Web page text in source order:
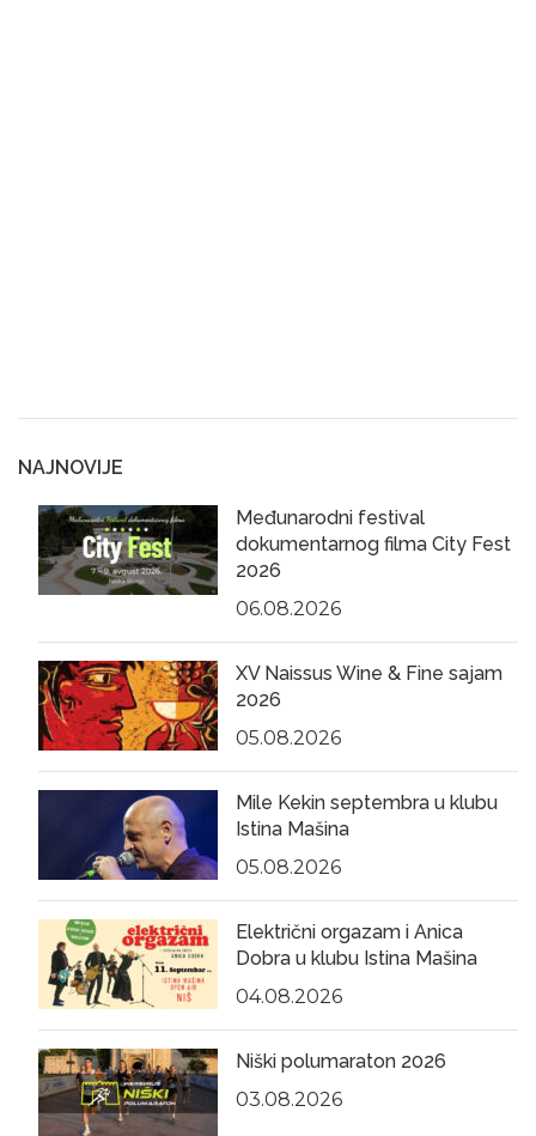
NAJNOVIJE
Međunarodni festival
dokumentarnog filma City Fest
2026
06.08.2026
XV Naissus Wine & Fine sajam
2026
05.08.2026
Mile Kekin septembra u klubu
Istina Mašina
05.08.2026
Električni orgazam i Anica
Dobra u klubu Istina Mašina
04.08.2026
Niški polumaraton 2026
03.08.2026